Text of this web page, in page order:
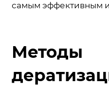
самым эффективным
Методы